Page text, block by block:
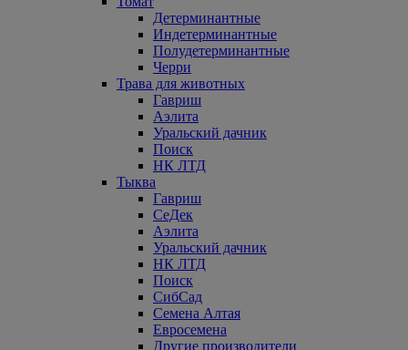
Детерминантные
Индетерминантные
Полудетерминантные
Черри
Трава для животных
Гавриш
Аэлита
Уральский дачник
Поиск
НК ЛТД
Тыква
Гавриш
СеДек
Аэлита
Уральский дачник
НК ЛТД
Поиск
СибСад
Семена Алтая
Евросемена
Другие производители